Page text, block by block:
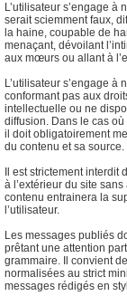
L’utilisateur s’engage
serait sciemment faux,
la haine, coupable de
menaçant, dévoilant
aux mœurs ou allant à
L’utilisateur s’engage
conformant pas aux
intellectuelle ou ne
diffusion. Dans le cas
il doit obligatoirement
du contenu et sa source.
Il est strictement
à l’extérieur du site
contenu entrainera la
l’utilisateur.
Les messages publiés
prêtant une attention
grammaire. Il convient
normalisées au strict
messages rédigés en